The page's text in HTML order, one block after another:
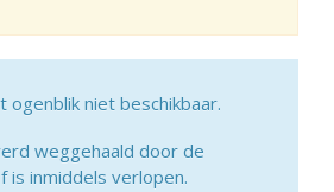
ogenblik niet beschikbaar.
weggehaald door de
inmiddels verlopen.